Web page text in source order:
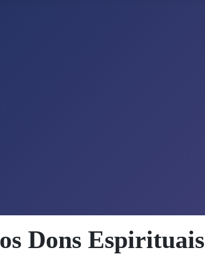
Dons Espirituais